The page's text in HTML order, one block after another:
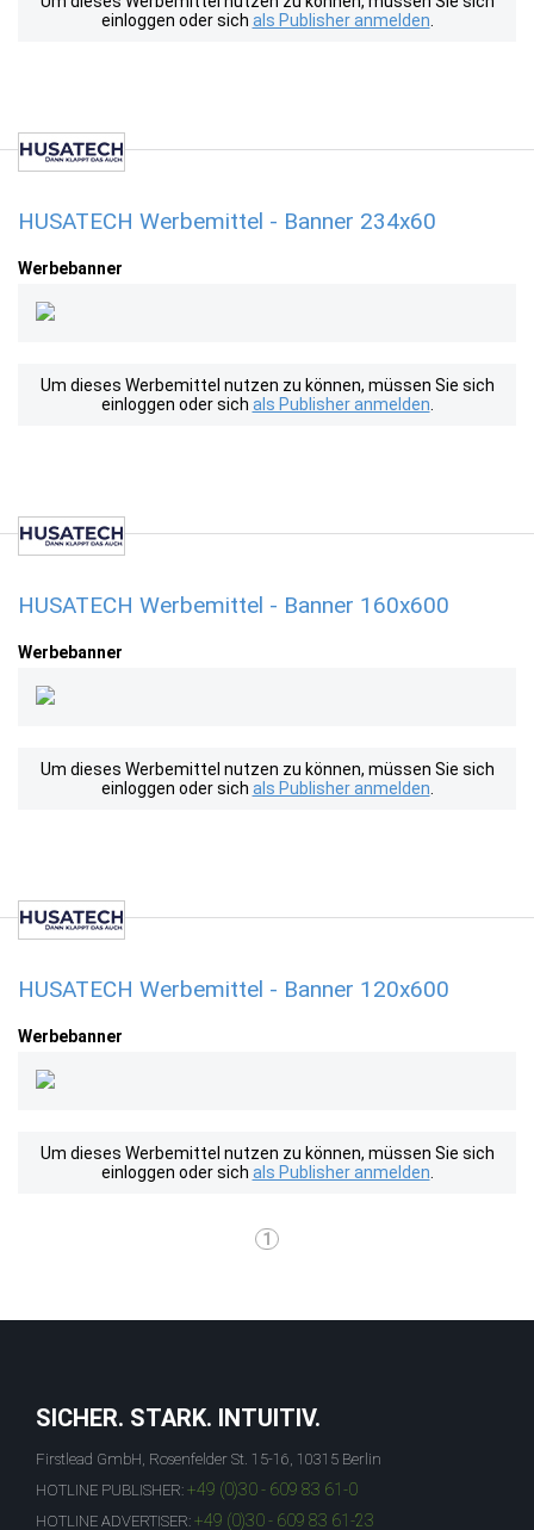
einloggen oder sich als Publisher anmelden
HUSATECH Werbemittel - Banner 234x60
Werbebanner
Um dieses Werbemittel nutzen zu können, müssen Sie sich
einloggen oder sich als Publisher anmelden
HUSATECH Werbemittel - Banner 160x600
Werbebanner
Um dieses Werbemittel nutzen zu können, müssen Sie sich
einloggen oder sich als Publisher anmelden
HUSATECH Werbemittel - Banner 120x600
Werbebanner
Um dieses Werbemittel nutzen zu können, müssen Sie sich
einloggen oder sich als Publisher anmelden
1
SICHER. STARK. INTUITIV.
Firstlead GmbH, Rosenfelder St. 15-16, 10315 Berlin
HOTLINE PUBLISHER: +49 (0)30 - 609 83 61-0
HOTLINE ADVERTISER: +49 (0)30 - 609 83 61-23